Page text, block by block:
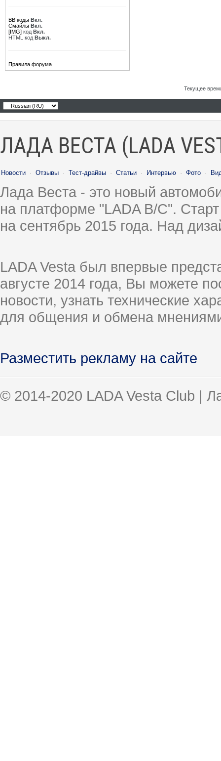
BB коды Вкл.
Смайлы Вкл.
[IMG] код Вкл.
HTML код Выкл.
Правила форума
Текущее
ЛАДА ВЕСТА (LADA
Новости · Отзывы · Тест-драйвы · Статьи · Интервью · Фото ·
Лада Веста - это новый
на платформе "LADA B/C".
на сентябрь 2015 года. Над
LADA Vesta был впервые
августе 2014 года, Вы можете
новости, узнать технические
для общения и обмена
Разместить рекламу на сайте
© 2014-2020 LADA Vesta Club |